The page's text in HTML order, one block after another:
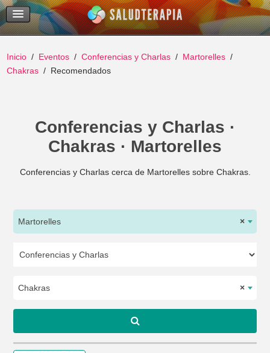
Temas Recientes
Buscar
Inicio Eventos Conferencias y Charlas
Martorelles
Chakras
Recomendados
Conferencias y Charlas ·
Chakras · Martorelles
Conferencias y Charlas cerca de Martorelles sobre Chakras.
×
Martorelles
×
Chakras